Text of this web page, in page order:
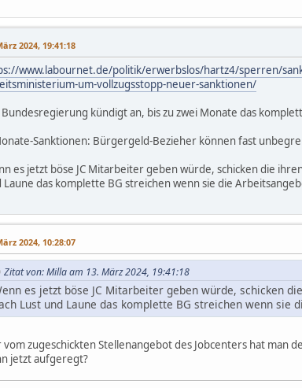
2024, 19:41:18
www.labournet.de/politik/erwerbslos/hartz4/sperren/
um-vollzugsstopp-neuer-sanktionen/
Bundesregierung kündigt an, bis zu zwei Monate das
Sanktionen: Bürgergeld-Bezieher können fast
es jetzt böse JC Mitarbeiter geben würde, schicken die
Laune das komplette BG streichen wenn sie die
2024, 10:28:07
Zitat von: Milla am 13. März 2024, 19:41:18
es jetzt böse JC Mitarbeiter geben würde, schicken
Lust und Laune das komplette BG streichen wenn sie
vom zugeschickten Stellenangebot des Jobcenters hat man
jetzt aufgeregt?